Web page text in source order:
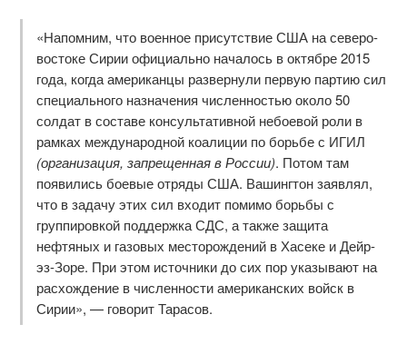
«Напомним, что военное присутствие США на северо-
востоке Сирии официально началось в октябре 2015
года, когда американцы развернули первую партию сил
специального назначения численностью около 50
солдат в составе консультативной небоевой роли в
рамках международной коалиции по борьбе с ИГИЛ
(организация, запрещенная в России). Потом там
появились боевые отряды США. Вашингтон заявлял,
что в задачу этих сил входит помимо борьбы с
группировкой поддержка СДС, а также защита
нефтяных и газовых месторождений в Хасеке и Дейр-
эз-Зоре. При этом источники до сих пор указывают на
расхождение в численности американских войск в
Сирии», — говорит Тарасов.